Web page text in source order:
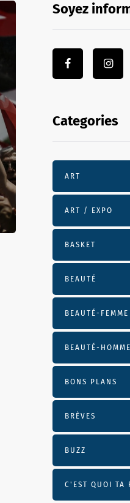
Soyez
Categories
ART
ART / EXPO
BASKET
BEAUTÉ
BEAUTÉ-FEMME
BEAUTÉ-HOMME
BONS PLANS
BRÈVES
BUZZ
C'EST QUOI TA